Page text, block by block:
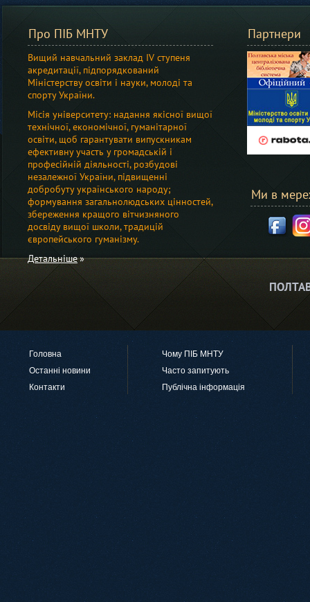
Про ПІБ МНТУ
Вищий навчальний заклад IV ступеня
акредитації, підпорядкований
Мiнiстерству освіти i науки, молоді та
спорту України.
Місія університету: надання якісної вищої
технічної, економічної, гуманітарної
освіти, щоб гарантувати випускникам
ефективну участь у громадській і
професійній діяльності, розбудові
незалежної України, підвищенні
добробуту українського народу;
формування загальнолюдських цінностей,
збереження кращого вітчизняного
досвіду вищої школи, традицій
європейського гуманізму.
Детальніше
Партнери
Ми в
Головна
Чому ПІБ МНТУ
Останні новини
Часто запитують
Контакти
Публічна інформація